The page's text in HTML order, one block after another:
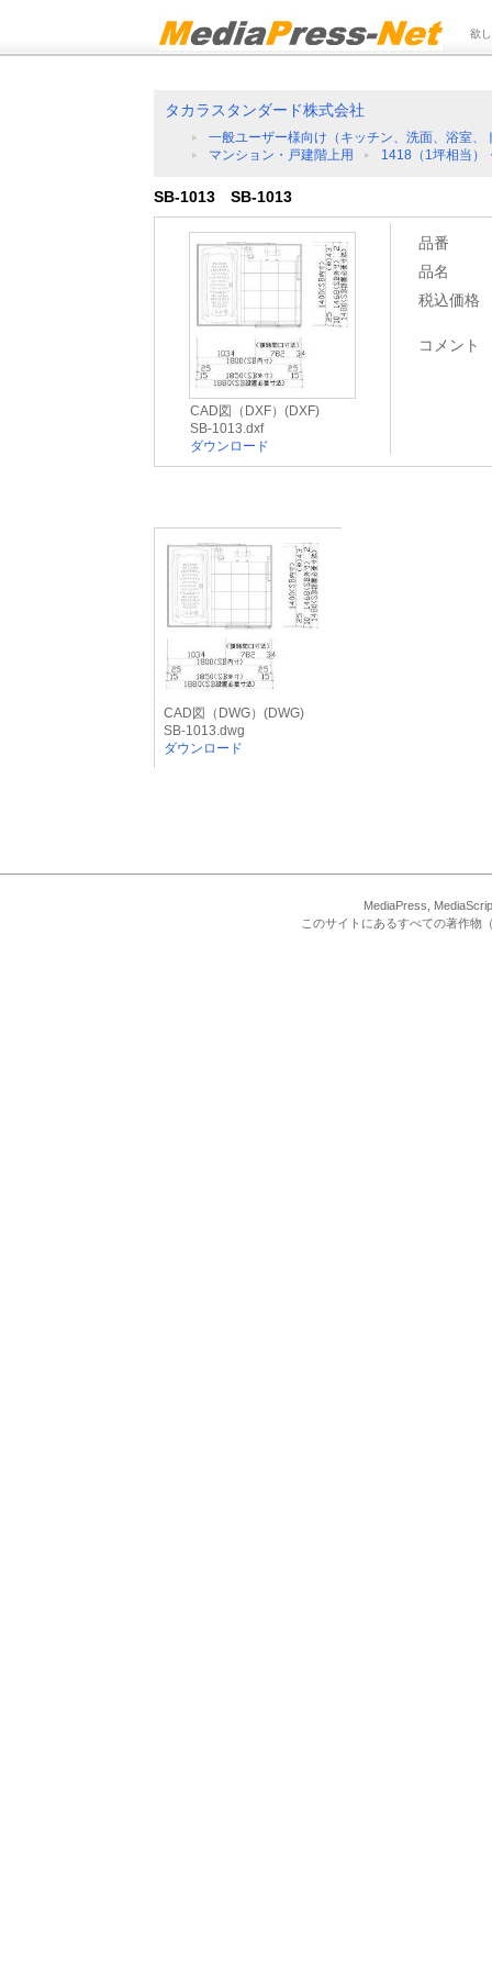
欲
タカラスタンダード株式会社
一般ユーザー様向け（キッチン、洗面、浴室、
マンション・戸建階上用
1418（1坪相当）
SB-1013 SB-1013
CAD図（DXF）(DXF)
SB-1013.dxf
ダウンロード
品番
品名
税込価格
コメント
CAD図（DWG）(DWG)
SB-1013.dwg
ダウンロード
MediaPress,
このサイトにあるすべての著作物